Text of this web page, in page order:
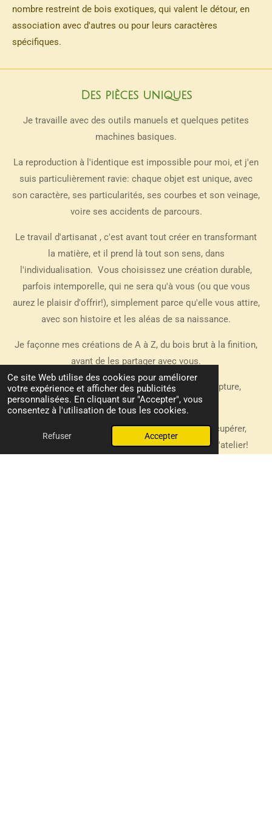
Ce site Web utilise des cookies pour améliorer
votre expérience et afficher des publicités
personnalisées. En cliquant sur "Accepter", vous
consentez à l'utilisation de tous les cookies.
Refuser Accepter
nombre restreint de bois exotiques, qui valent le détour, en
association avec d'autres ou pour leurs caractères
spécifiques.
Des pièces uniques
Je travaille avec des outils manuels et quelques petites
machines basiques.
La reproduction à l'identique est impossible pour moi, et j'en
suis particulièrement ravie: chaque objet est unique, avec
son caractère, ses particularités, ses courbes et son veinage,
voire ses accidents de parcours.
Le travail d'artisanat , c'est avant tout créer en transformant
la matière, et il prend là tout son sens, dans
l'individualisation. Vous choisissez une création durable,
parfois intemporelle, qui ne sera qu'à vous (ou que vous
aurez le plaisir d'offrir!), simplement parce qu'elle vous attire,
avec son histoire et les aléas de sa naissance.
Je façonne mes créations de A à Z, du bois brut à la finition,
avant de les partager avec vous.
J'utilise différentes techniques: tournage, sculpture,
assemblage, découpe à plat.
J'essaie de valoriser tout bois avec l'idée de récupérer,
depuis le plus petit morceau : on ne jette rien à l'atelier!